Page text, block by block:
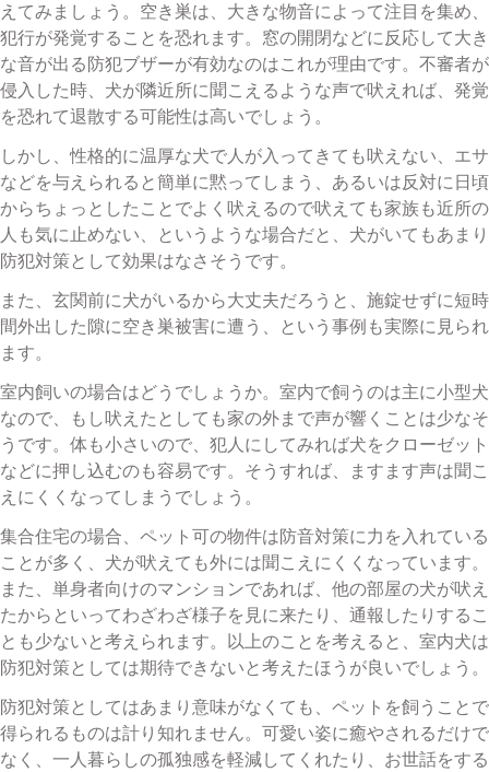
えてみましょう。空き巣は、大きな物音によって注目を集め、
犯行が発覚することを恐れます。窓の開閉などに反応して大き
な音が出る防犯ブザーが有効なのはこれが理由です。不審者が
侵入した時、犬が隣近所に聞こえるような声で吠えれば、発覚
を恐れて退散する可能性は高いでしょう。
しかし、性格的に温厚な犬で人が入ってきても吠えない、エサ
などを与えられると簡単に黙ってしまう、あるいは反対に日頃
からちょっとしたことでよく吠えるので吠えても家族も近所の
人も気に止めない、というような場合だと、犬がいてもあまり
防犯対策として効果はなさそうです。
また、玄関前に犬がいるから大丈夫だろうと、施錠せずに短時
間外出した隙に空き巣被害に遭う、という事例も実際に見られ
ます。
室内飼いの場合はどうでしょうか。室内で飼うのは主に小型犬
なので、もし吠えたとしても家の外まで声が響くことは少なそ
うです。体も小さいので、犯人にしてみれば犬をクローゼット
などに押し込むのも容易です。そうすれば、ますます声は聞こ
えにくくなってしまうでしょう。
集合住宅の場合、ペット可の物件は防音対策に力を入れている
ことが多く、犬が吠えても外には聞こえにくくなっています。
また、単身者向けのマンションであれば、他の部屋の犬が吠え
たからといってわざわざ様子を見に来たり、通報したりするこ
とも少ないと考えられます。以上のことを考えると、室内犬は
防犯対策としては期待できないと考えたほうが良いでしょう。
防犯対策としてはあまり意味がなくても、ペットを飼うことで
得られるものは計り知れません。可愛い姿に癒やされるだけで
なく、一人暮らしの孤独感を軽減してくれたり、お世話をする